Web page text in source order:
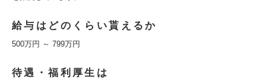
給与はどのくらい貰えるか
500万円 ～ 799万円
待遇・福利厚生は